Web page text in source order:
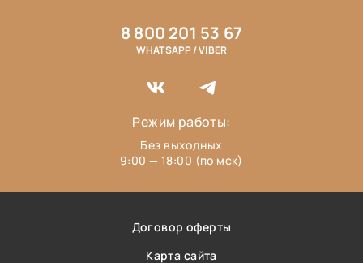
Договор оферты
Карта сайта
8 800 201 53 67
WHATSAPP / VIBER
Режим работы:
Без выходных
9:00 — 18:00 (по мск)